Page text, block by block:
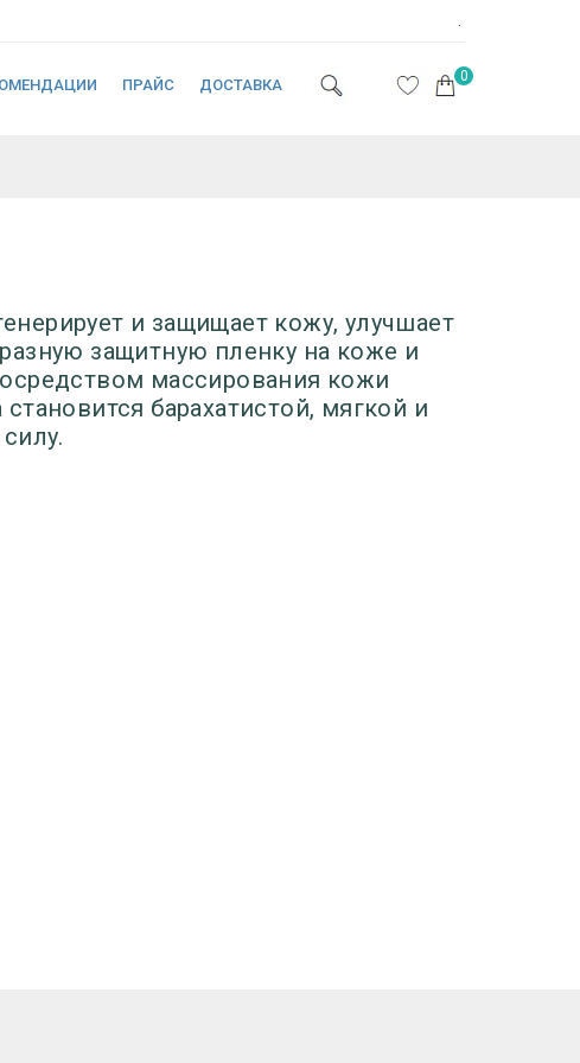
.
ПРАЙС ДОСТАВКА 0
и защищает кожу, улучшает
защитную пленку на коже и
массирования кожи
барахатистой, мягкой и